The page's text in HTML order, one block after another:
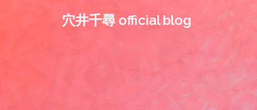
穴井千尋 official blog